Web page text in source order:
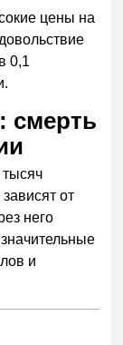
цены на
0,1
смерть
от
него
и